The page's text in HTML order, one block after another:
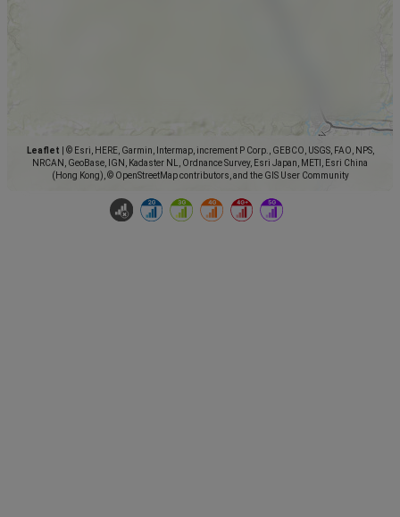
Leaflet
© Esri, HERE, Garmin, Intermap, increment P Corp., GEBCO, USGS, FAO, NPS,
NRCAN, GeoBase, IGN, Kadaster NL, Ordnance Survey, Esri Japan, METI, Esri China
(Hong Kong), © OpenStreetMap contributors, and the GIS User Community